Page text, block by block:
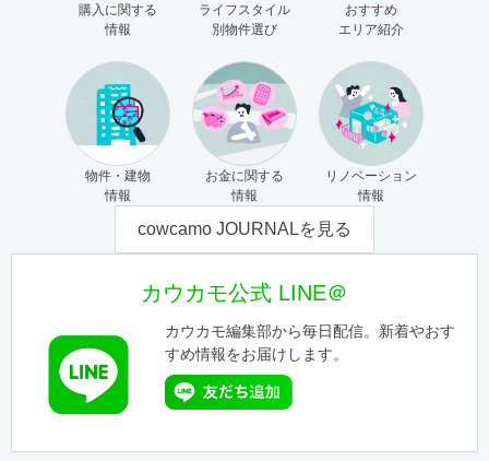
購入に関する
情報
ライフスタイル
別物件選び
おすすめ
エリア紹介
物件・建物
情報
お金に関する
情報
リノベーション
情報
cowcamo JOURNALを見る
カウカモ公式 LINE＠
カウカモ編集部から毎日配信。新着やおす
すめ情報をお届けします。